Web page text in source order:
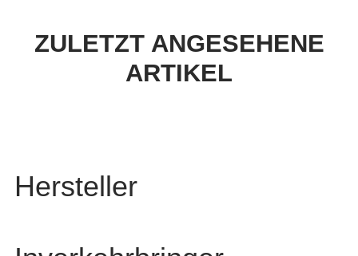
ZULETZT ANGESEHENE
ARTIKEL
Hersteller